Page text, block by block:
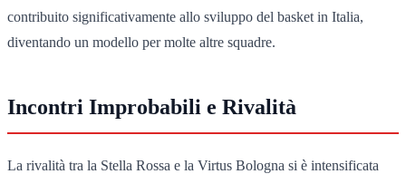
contribuito significativamente allo sviluppo del basket in Italia,
diventando un modello per molte altre squadre.
Incontri Improbabili e Rivalità
La rivalità tra la Stella Rossa e la Virtus Bologna si è intensificata